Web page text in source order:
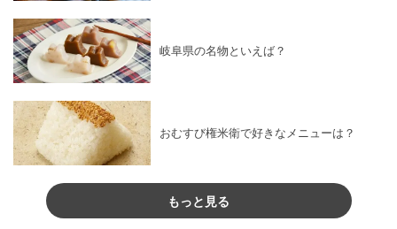
岐阜県の名物といえば？
おむすび権米衛で好きなメニューは？
もっと見る